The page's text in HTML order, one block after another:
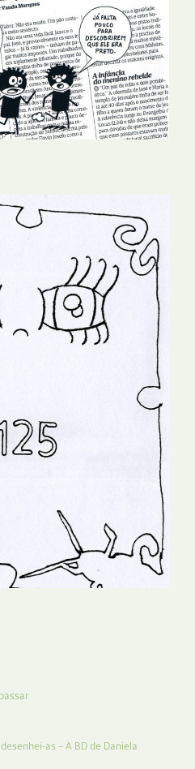
as – A BD de Daniela